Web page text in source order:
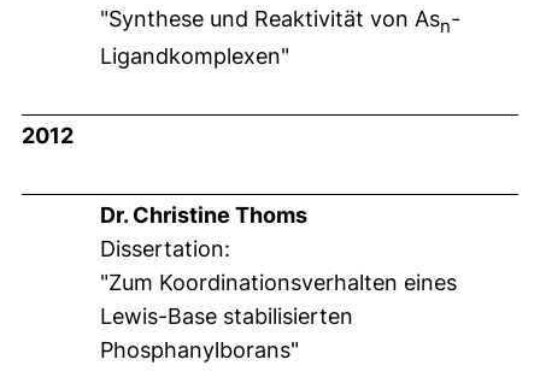
"Synthese und Reaktivität von Asn-
Ligandkomplexen"
2012
Dr. Christine Thoms
Dissertation:
"Zum Koordinationsverhalten eines
Lewis-Base stabilisierten
Phosphanylborans"